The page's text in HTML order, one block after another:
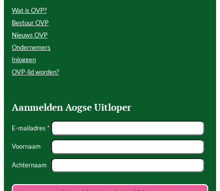
Wat is OVP?
Bestuur OVP
Nieuws OVP
Ondernemers
Inloggen
OVP-lid worden?
Aanmelden Aogse Uitloper
E-mailadres *
Voornaam
Achternaam